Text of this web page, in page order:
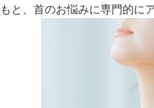
アフターケア
もと、首のお悩みに専門的に